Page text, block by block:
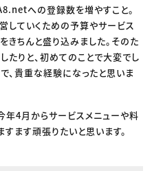
への登録数を増やすこと。
していくための予算やサービス
ちんと盛り込みました。そのた
りと、初めてのことで大変でし
、貴重な経験になったと思いま
年4月からサービスメニューや料
ます頑張りたいと思います。